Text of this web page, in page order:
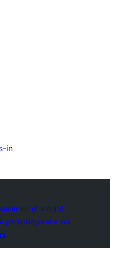
in
një shtojcë
parapëlqyerat e mia